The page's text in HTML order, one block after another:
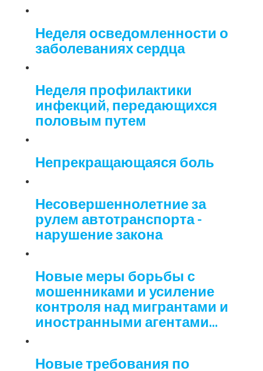
Неделя осведомленности о
заболеваниях сердца
Неделя профилактики
инфекций, передающихся
половым путем
Непрекращающаяся боль
Несовершеннолетние за
рулем автотранспорта -
нарушение закона
Новые меры борьбы с
мошенниками и усиление
контроля над мигрантами и
иностранными агентами...
Новые требования по